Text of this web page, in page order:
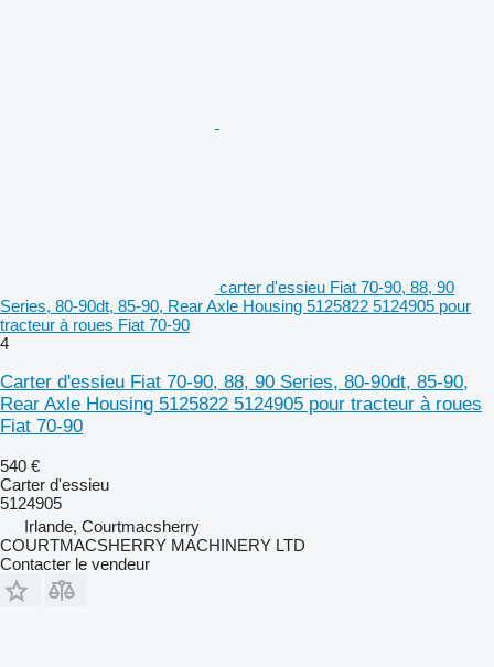
carter d'essieu Fiat 70-90, 88, 90
Series, 80-90dt, 85-90, Rear Axle Housing 5125822 5124905 pour
tracteur à roues Fiat 70-90
4
Carter d'essieu Fiat 70-90, 88, 90 Series, 80-90dt, 85-90,
Rear Axle Housing 5125822 5124905 pour tracteur à roues
Fiat 70-90
540 €
Carter d'essieu
5124905
Irlande, Courtmacsherry
COURTMACSHERRY MACHINERY LTD
Contacter le vendeur